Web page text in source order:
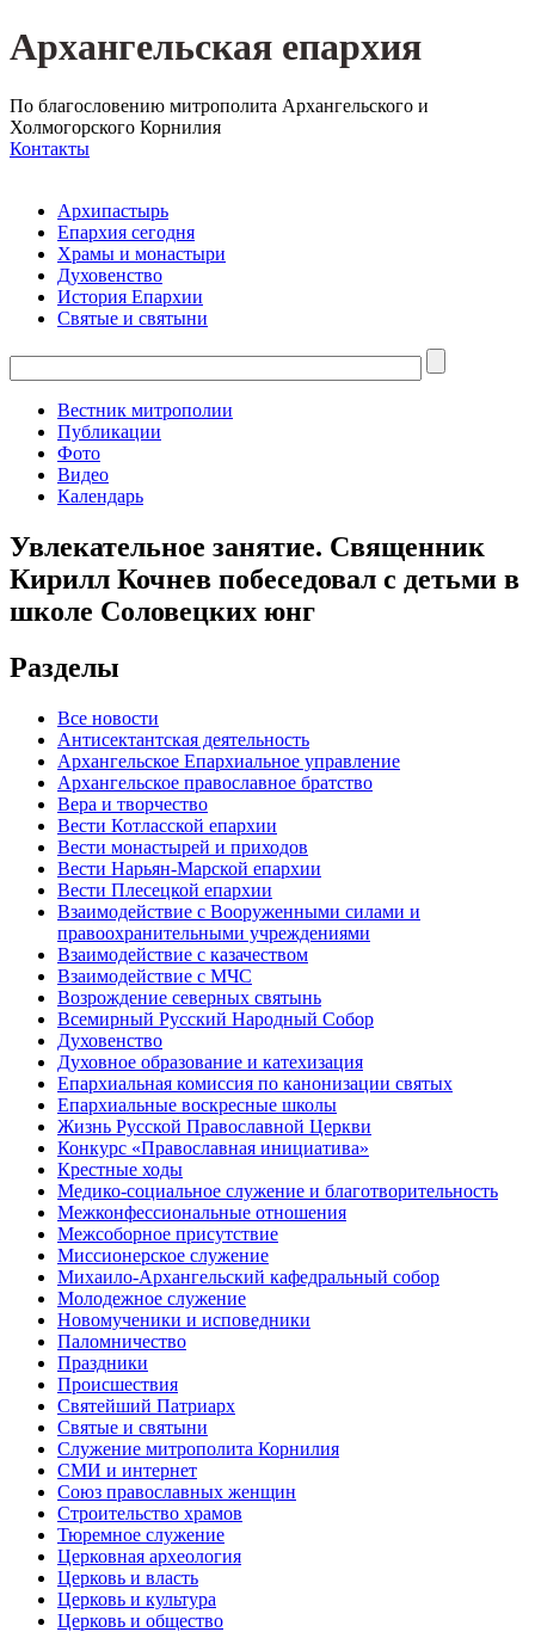
Архангельская епархия
По благословению митрополита Архангельского и
Холмогорского Корнилия
Контакты
Архипастырь
Епархия сегодня
Храмы и монастыри
Духовенство
История Епархии
Святые и святыни
Вестник митрополии
Публикации
Фото
Видео
Календарь
Увлекательное занятие. Священник
Кирилл Кочнев побеседовал с детьми в
школе Соловецких юнг
Разделы
Все новости
Антисектантская деятельность
Архангельское Епархиальное управление
Архангельское православное братство
Вера и творчество
Вести Котласской епархии
Вести монастырей и приходов
Вести Нарьян-Марской епархии
Вести Плесецкой епархии
Взаимодействие с Вооруженными силами и
правоохранительными учреждениями
Взаимодействие с казачеством
Взаимодействие с МЧС
Возрождение северных святынь
Всемирный Русский Народный Собор
Духовенство
Духовное образование и катехизация
Епархиальная комиссия по канонизации святых
Епархиальные воскресные школы
Жизнь Русской Православной Церкви
Конкурс «Православная инициатива»
Крестные ходы
Медико-социальное служение и благотворительность
Межконфессиональные отношения
Межсоборное присутствие
Миссионерское служение
Михаило-Архангельский кафедральный собор
Молодежное служение
Новомученики и исповедники
Паломничество
Праздники
Происшествия
Святейший Патриарх
Святые и святыни
Служение митрополита Корнилия
СМИ и интернет
Союз православных женщин
Строительство храмов
Тюремное служение
Церковная археология
Церковь и власть
Церковь и культура
Церковь и общество